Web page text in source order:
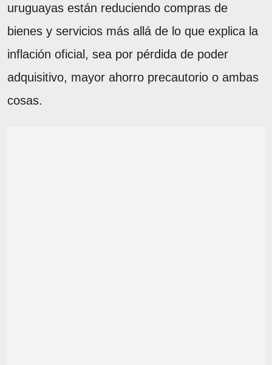
uruguayas están reduciendo compras de
bienes y servicios más allá de lo que explica la
inflación oficial, sea por pérdida de poder
adquisitivo, mayor ahorro precautorio o ambas
cosas.